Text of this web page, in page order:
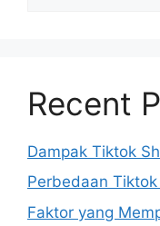
Recent
Dampak Tiktok
Perbedaan
Faktor yang